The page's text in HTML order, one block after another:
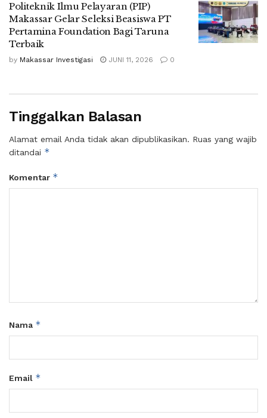
Politeknik Ilmu Pelayaran (PIP)
Makassar Gelar Seleksi Beasiswa PT
Pertamina Foundation Bagi Taruna
Terbaik
by Makassar Investigasi JUNI 11, 2026 0
Tinggalkan Balasan
Alamat email Anda tidak akan dipublikasikan. Ruas yang wajib
ditandai *
Komentar *
Nama *
Email *